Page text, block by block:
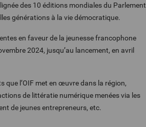
des 10 éditions mondiales du Parlement
générations à la vie démocratique.
en faveur de la jeunesse francophone
2024, jusqu’au lancement, en avril
que l’OIF met en œuvre dans la région,
de littératie numérique menées via les
de jeunes entrepreneurs, etc.